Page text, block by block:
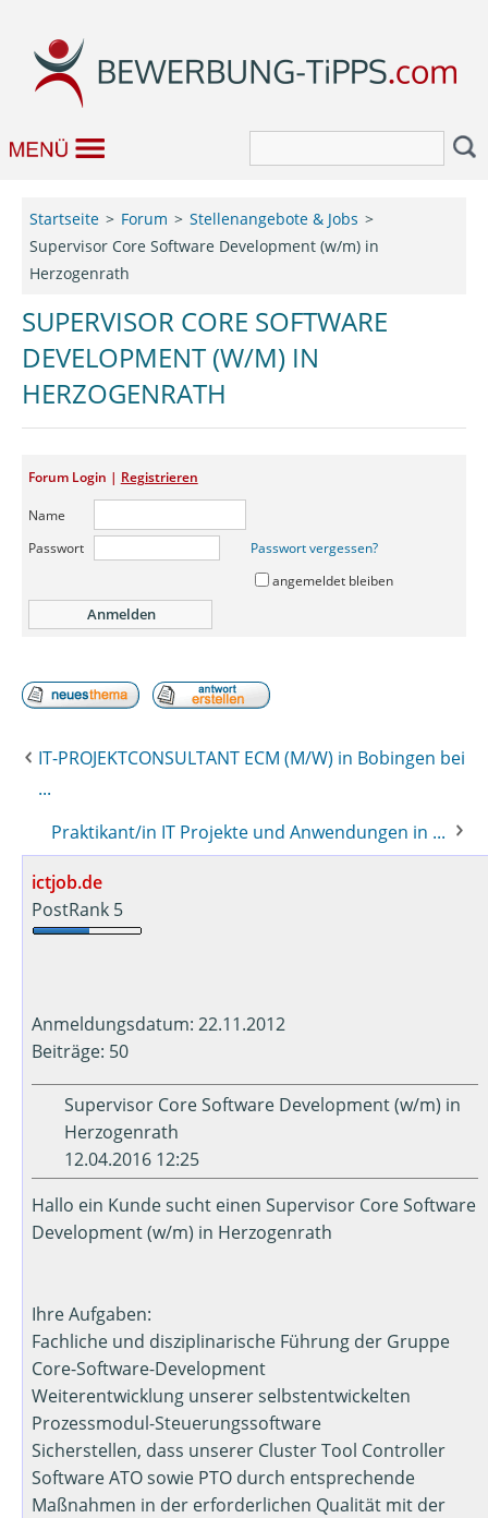
Job & Karriere
Forum
Startseite Forum
Stellenangebote & Jobs
Supervisor Core Software Development (w/m) in
Herzogenrath
SUPERVISOR CORE SOFTWARE
DEVELOPMENT (W/M) IN
HERZOGENRATH
Forum Login | Registrieren
Name
Passwort
Passwort vergessen?
angemeldet bleiben
IT-PROJEKTCONSULTANT ECM (M/W) in Bobingen bei
...
Praktikant/in IT Projekte und Anwendungen in ...
ictjob.de
PostRank 5
Anmeldungsdatum: 22.11.2012
Beiträge: 50
Supervisor Core Software Development (w/m) in
Herzogenrath
12.04.2016 12:25
Hallo ein Kunde sucht einen Supervisor Core Software
Development (w/m) in Herzogenrath
Ihre Aufgaben:
Fachliche und disziplinarische Führung der Gruppe
Core-Software-Development
Weiterentwicklung unserer selbstentwickelten
Prozessmodul-Steuerungssoftware
Sicherstellen, dass unserer Cluster Tool Controller
Software ATO sowie PTO durch entsprechende
Maßnahmen in der erforderlichen Qualität mit der